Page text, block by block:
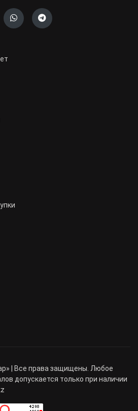
| Все права защищены. Любое
допускается только при наличии